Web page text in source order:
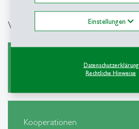
Einstellungen
Datenschutzerklärung
Rechtliche Hinweise
Weiterführende Links
Beratungsangebot
Kooperationen